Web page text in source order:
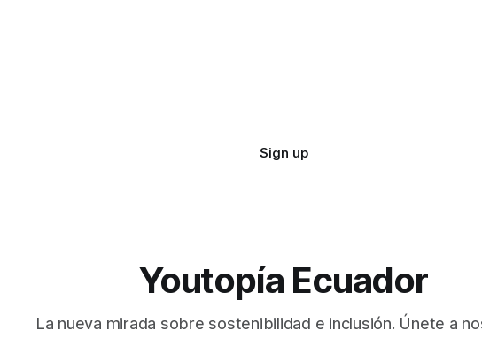
Sign up
Youtopía Ecuador
La nueva mirada sobre sostenibilidad e inclusión. Únete a